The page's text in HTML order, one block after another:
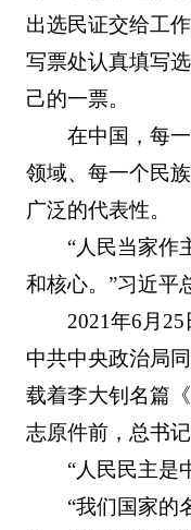
出选民证交给工
写票处认真填写
己的一票。
在中国，每
领域、每一个民
广泛的代表性。
“人民当家作
和核心。”习近平
2021年6月
中共中央政治局
载着李大钊名篇
志原件前，总书记
“人民民主是
“我们国家的